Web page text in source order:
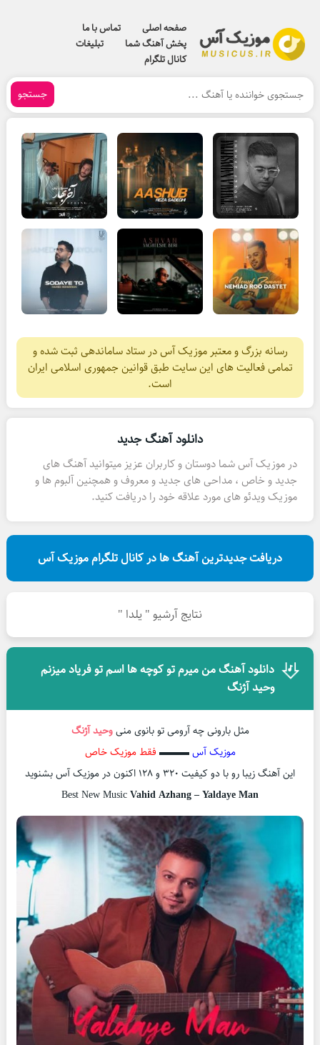
صفحه اصلی
تماس با ما
پخش آهنگ شما
تبلیغات
کانال تلگرام
جستجو
رسانه بزرگ و معتبر موزیک آس در ستاد ساماندهی ثبت شده و
تمامی فعالیت های این سایت طبق قوانین جمهوری اسلامی ایران
است.
دانلود آهنگ جدید
در موزیک آس شما دوستان و کاربران عزیز میتوانید آهنگ های
جدید و خاص ، مداحی های جدید و معروف و همچنین آلبوم ها و
موزیک ویدئو های مورد علاقه خود را دریافت کنید.
دریافت جدیدترین آهنگ ها در کانال تلگرام موزیک آس
نتایج آرشیو " یلدا "
دانلود آهنگ من میرم تو کوچه ها اسم تو فریاد میزنم
وحید آژنگ
مثل بارونی چه آرومی تو بانوی منیوحید آژنگ
موزیک آس▬▬▬ فقط موزیک خاص
این آهنگ زیبا رو با دو کیفیت ۳۲۰ و ۱۲۸ اکنون در موزیک آس بشنوید
Best New MusicVahid Azhang – Yaldaye Man